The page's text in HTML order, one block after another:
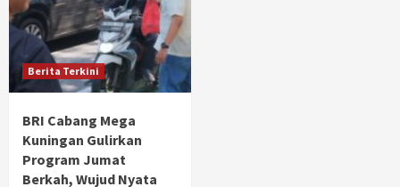
Berita Terkini
BRI Cabang Mega
Kuningan Gulirkan
Program Jumat
Berkah, Wujud Nyata